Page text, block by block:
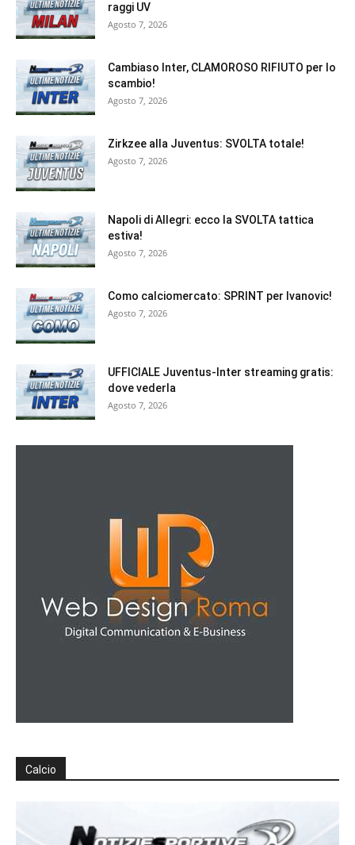
raggi UV
Agosto 7, 2026
Cambiaso Inter, CLAMOROSO RIFIUTO per lo
scambio!
Agosto 7, 2026
Zirkzee alla Juventus: SVOLTA totale!
Agosto 7, 2026
Napoli di Allegri: ecco la SVOLTA tattica
estiva!
Agosto 7, 2026
Como calciomercato: SPRINT per Ivanovic!
Agosto 7, 2026
UFFICIALE Juventus-Inter streaming gratis:
dove vederla
Agosto 7, 2026
Calcio